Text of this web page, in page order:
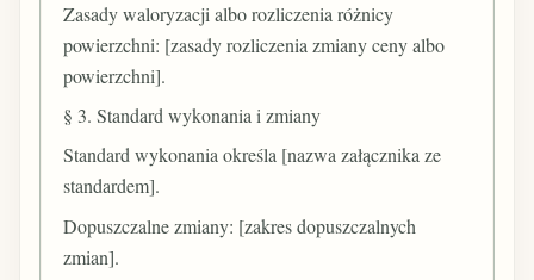
Zasady waloryzacji albo rozliczenia różnicy
powierzchni: [zasady rozliczenia zmiany ceny albo
powierzchni].
§ 3. Standard wykonania i zmiany
Standard wykonania określa [nazwa załącznika ze
standardem].
Dopuszczalne zmiany: [zakres dopuszczalnych
zmian].